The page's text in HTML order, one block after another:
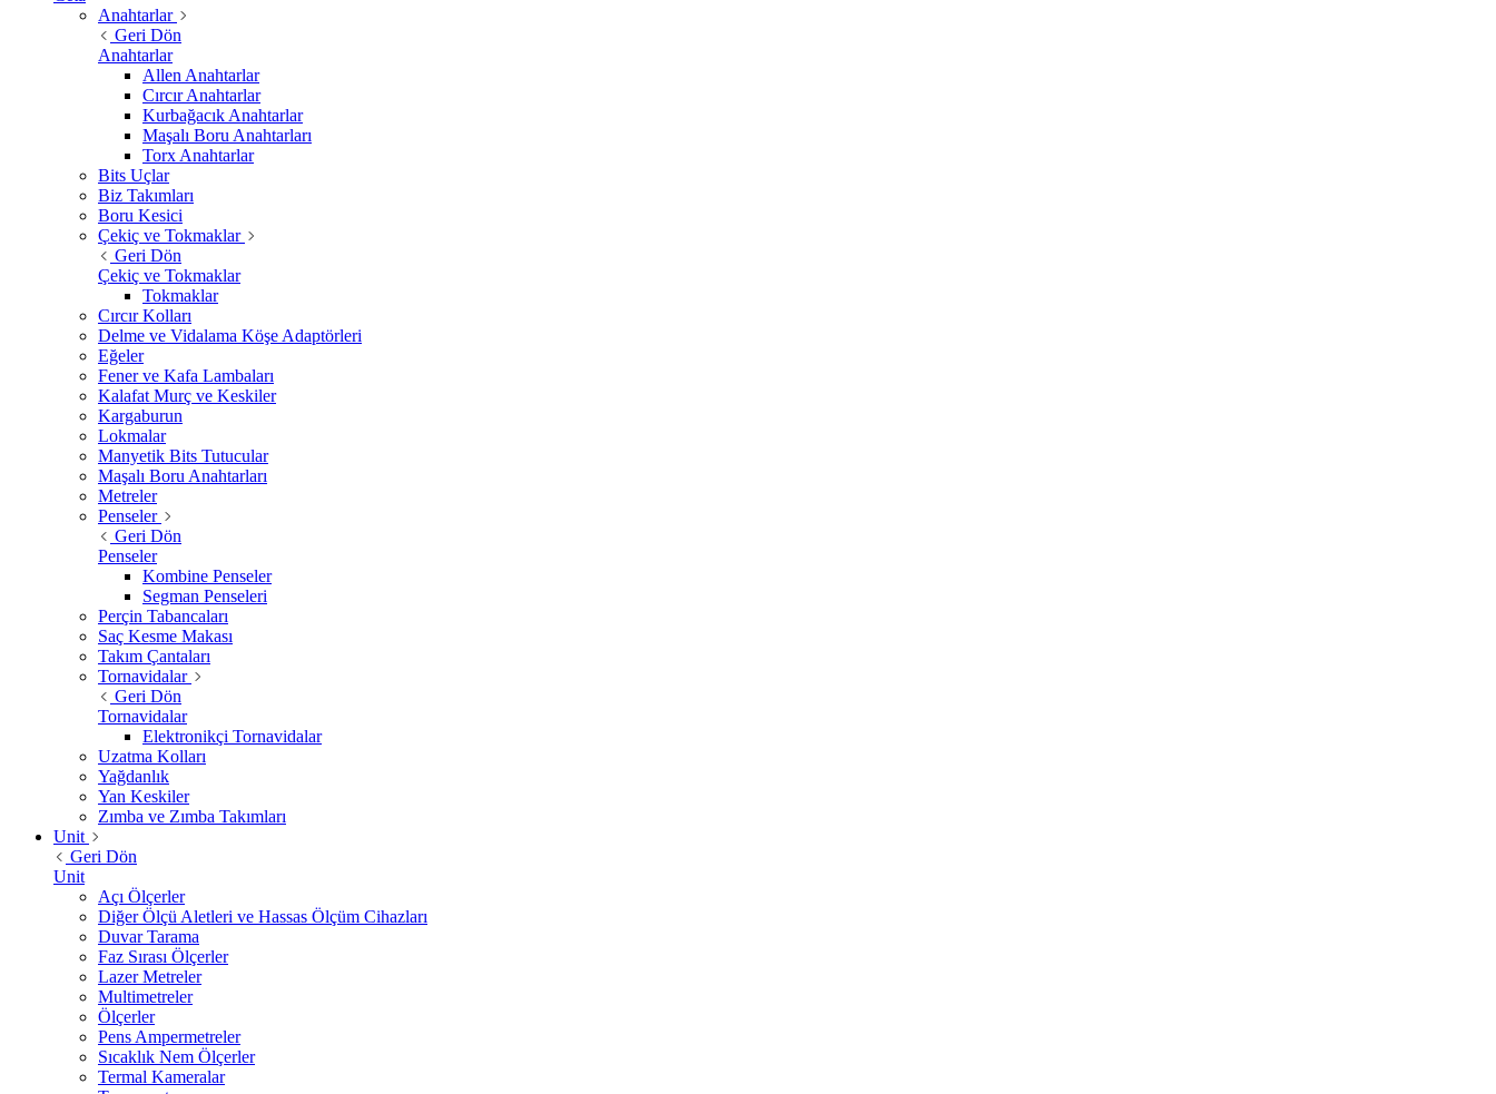
Anahtarlar
Geri Dön
Anahtarlar
Allen Anahtarlar
Cırcır Anahtarlar
Kurbağacık Anahtarlar
Maşalı Boru Anahtarları
Torx Anahtarlar
Bits Uçlar
Biz Takımları
Boru Kesici
Çekiç ve Tokmaklar
Geri Dön
Çekiç ve Tokmaklar
Tokmaklar
Cırcır Kolları
Delme ve Vidalama Köşe Adaptörleri
Eğeler
Fener ve Kafa Lambaları
Kalafat Murç ve Keskiler
Kargaburun
Lokmalar
Manyetik Bits Tutucular
Maşalı Boru Anahtarları
Metreler
Penseler
Geri Dön
Penseler
Kombine Penseler
Segman Penseleri
Perçin Tabancaları
Saç Kesme Makası
Takım Çantaları
Tornavidalar
Geri Dön
Tornavidalar
Elektronikçi Tornavidalar
Uzatma Kolları
Yağdanlık
Yan Keskiler
Zımba ve Zımba Takımları
Unit
Geri Dön
Unit
Açı Ölçerler
Diğer Ölçü Aletleri ve Hassas Ölçüm Cihazları
Duvar Tarama
Faz Sırası Ölçerler
Lazer Metreler
Multimetreler
Ölçerler
Pens Ampermetreler
Sıcaklık Nem Ölçerler
Termal Kameralar